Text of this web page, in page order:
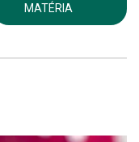
MATÉRIA